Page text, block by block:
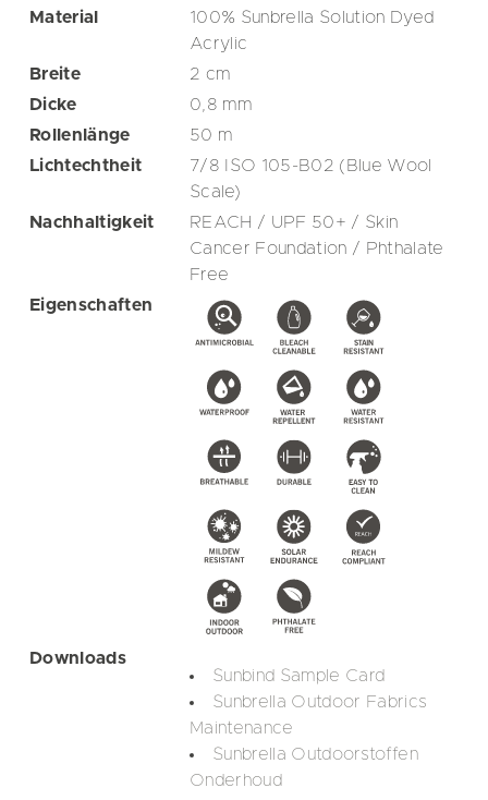
Material
100% Sunbrella Solution Dyed
Acrylic
Breite
2 cm
Dicke
0,8 mm
Rollenlänge
50 m
Lichtechtheit
7/8 ISO 105-B02 (Blue Wool
Scale)
Nachhaltigkeit
REACH / UPF 50+ / Skin
Cancer Foundation / Phthalate
Free
Eigenschaften
Downloads
Sunbind Sample Card
Sunbrella Outdoor Fabrics
Maintenance
Sunbrella Outdoorstoffen
Onderhoud